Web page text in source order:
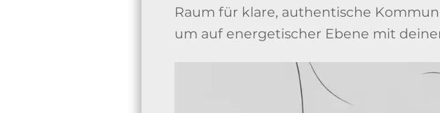
Raum für klare, authentische
um auf energetischer Ebene mit